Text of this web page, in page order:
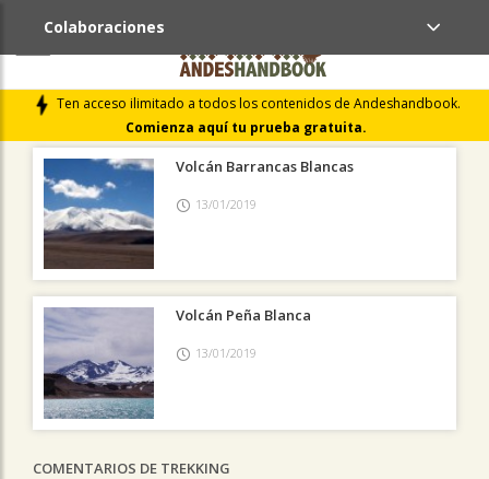
Ten acceso ilimitado a todos los contenidos de Andeshandbook.
Comienza aquí tu prueba gratuita.
Colaboraciones
ÚLTIMAS COLABORACIONES PUBLICADAS
LIBROS DE CUMBRES
Volcán Barrancas Blancas
13/01/2019
Volcán Peña Blanca
13/01/2019
COMENTARIOS DE TREKKING